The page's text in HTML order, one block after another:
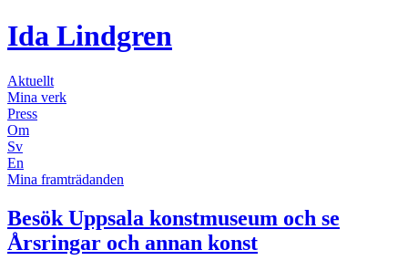
Ida Lindgren
Aktuellt
Mina verk
Press
Om
Sv
En
Mina framträdanden
Besök Uppsala konstmuseum och se
Årsringar och annan konst